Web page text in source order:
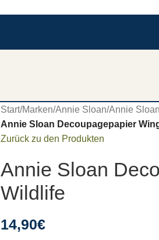
Start/Marken/Annie Sloan/Annie
Annie Sloan Decoupagepapier
Zurück zu den Produkten
Annie Sloan
Wildlife
14,90€